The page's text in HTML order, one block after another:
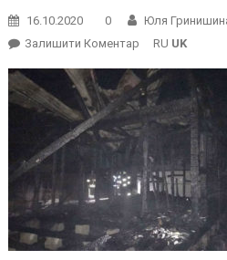
16.10.2020 0
Юля
Залишити КоментарOn
Elektromobilj-
I-
Zhiloj-
Sgoreli-
Nochjyu-
Pod-
Odessoj-
Hozyajka-
RU UK